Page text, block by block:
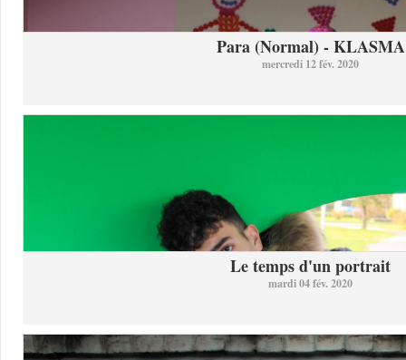
Para (Normal) - KLASMA
mercredi 12 fév. 2020
Le temps d'un portrait
mardi 04 fév. 2020